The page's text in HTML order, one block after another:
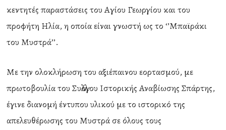
κεντητές παραστάσεις του Αγίου Γεωργίου και του
προφήτη Ηλία, η οποία είναι γνωστή ως το ‘’Μπαϊράκι
του Μυστρά’’.
Με την ολοκλήρωση του αξιέπαινου εορτασμού, με
πρωτοβουλία του Συλλόγου Ιστορικής Αναβίωσης Σπάρτης,
έγινε διανομή έντυπου υλικού με το ιστορικό της
απελευθέρωσης του Μυστρά σε όλους τους